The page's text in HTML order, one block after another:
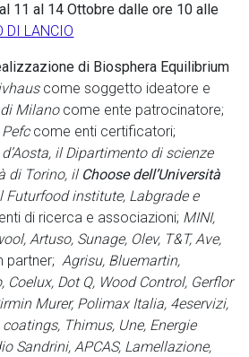
11 al 14 Ottobre dalle ore 10 alle
DI LANCIO
di Biosphera Equilibrium
come soggetto ideatore e
Milanocome ente patrocinatore;
come enti certificatori;
il Dipartimento di scienze
di Torino, il Choose dell’Università
Futurfood institute, Labgrade e
di ricerca e associazioni; MINI,
Artuso, Sunage, Olev, T&T, Ave,
partner;Agrisu, Bluemartin,
Coelux, Dot Q, Wood Control, Gerflor
Murer, Polimax Italia, 4eservizi,
coatings, Thimus, Une, Energie
Sandrini, APCAS, Lamellazione,